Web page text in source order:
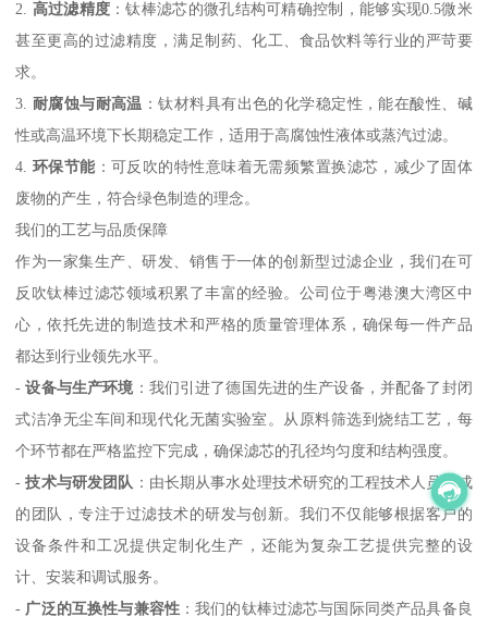
2. 高过滤精度 ：钛棒滤芯的微孔结构可精确控制，能够实现0.5微米
甚至更高的过滤精度，满足制药、化工、食品饮料等行业的严苛要
求。
3. 耐腐蚀与耐高温 ：钛材料具有出色的化学稳定性，能在酸性、碱
性或高温环境下长期稳定工作，适用于高腐蚀性液体或蒸汽过滤。
4. 环保节能：可反吹的特性意味着无需频繁置换滤芯，减少了固体
废物的产生，符合绿色制造的理念。
我们的工艺与品质保障
作为一家集生产、研发、销售于一体的创新型过滤企业，我们在可
反吹钛棒过滤芯领域积累了丰富的经验。公司位于粤港澳大湾区中
心，依托先进的制造技术和严格的质量管理体系，确保每一件产品
都达到行业领先水平。
-设备与生产环境 ：我们引进了德国先进的生产设备，并配备了封闭
式洁净无尘车间和现代化无菌实验室。从原料筛选到烧结工艺，每
个环节都在严格监控下完成，确保滤芯的孔径均匀度和结构强度。
-技术与研发团队 ：由长期从事水处理技术研究的工程技术人员组成
的团队，专注于过滤技术的研发与创新。我们不仅能够根据客户的
设备条件和工况提供定制化生产，还能为复杂工艺提供完整的设
计、安装和调试服务。
- 广泛的互换性与兼容性：我们的钛棒过滤芯与国际同类产品具备良